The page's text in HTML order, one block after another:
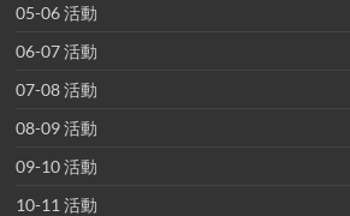
05-06 活動
06-07 活動
07-08 活動
08-09 活動
09-10 活動
10-11 活動